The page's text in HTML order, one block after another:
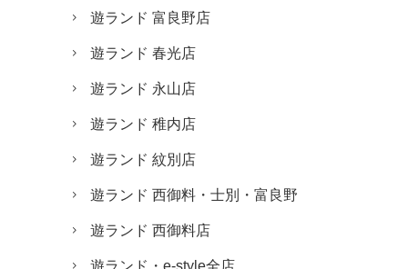
遊ランド 富良野店
遊ランド 春光店
遊ランド 永山店
遊ランド 稚内店
遊ランド 紋別店
遊ランド 西御料・士別・富良野
遊ランド 西御料店